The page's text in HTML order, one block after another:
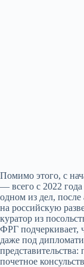
Помимо этого, с
— всего с 2022
одном из дел,
на российскую
куратор из
ФРГ подчеркивает,
даже под
почетное